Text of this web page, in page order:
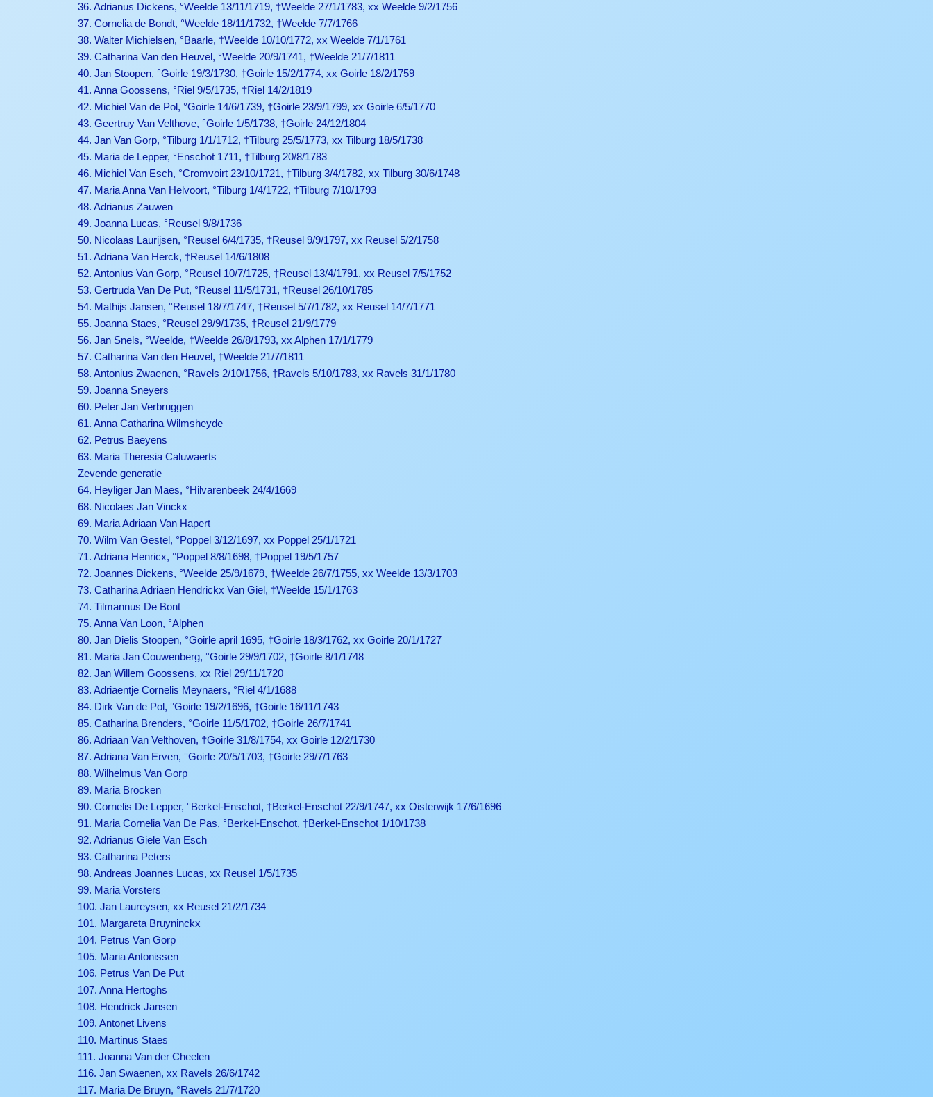
36. Adrianus Dickens, °Weelde 13/11/1719, †Weelde 27/1/1783, xx Weelde 9/2/1756
37. Cornelia de Bondt, °Weelde 18/11/1732, †Weelde 7/7/1766
38. Walter Michielsen, °Baarle, †Weelde 10/10/1772, xx Weelde 7/1/1761
39. Catharina Van den Heuvel, °Weelde 20/9/1741, †Weelde 21/7/1811
40. Jan Stoopen, °Goirle 19/3/1730, †Goirle 15/2/1774, xx Goirle 18/2/1759
41. Anna Goossens, °Riel 9/5/1735, †Riel 14/2/1819
42. Michiel Van de Pol, °Goirle 14/6/1739, †Goirle 23/9/1799, xx Goirle 6/5/1770
43. Geertruy Van Velthove, °Goirle 1/5/1738, †Goirle 24/12/1804
44. Jan Van Gorp, °Tilburg 1/1/1712, †Tilburg 25/5/1773, xx Tilburg 18/5/1738
45. Maria de Lepper, °Enschot 1711, †Tilburg 20/8/1783
46. Michiel Van Esch, °Cromvoirt 23/10/1721, †Tilburg 3/4/1782, xx Tilburg 30/6/1748
47. Maria Anna Van Helvoort, °Tilburg 1/4/1722, †Tilburg 7/10/1793
48. Adrianus Zauwen
49. Joanna Lucas, °Reusel 9/8/1736
50. Nicolaas Laurijsen, °Reusel 6/4/1735, †Reusel 9/9/1797, xx Reusel 5/2/1758
51. Adriana Van Herck, †Reusel 14/6/1808
52. Antonius Van Gorp, °Reusel 10/7/1725, †Reusel 13/4/1791, xx Reusel 7/5/1752
53. Gertruda Van De Put, °Reusel 11/5/1731, †Reusel 26/10/1785
54. Mathijs Jansen, °Reusel 18/7/1747, †Reusel 5/7/1782, xx Reusel 14/7/1771
55. Joanna Staes, °Reusel 29/9/1735, †Reusel 21/9/1779
56. Jan Snels, °Weelde, †Weelde 26/8/1793, xx Alphen 17/1/1779
57. Catharina Van den Heuvel, †Weelde 21/7/1811
58. Antonius Zwaenen, °Ravels 2/10/1756, †Ravels 5/10/1783, xx Ravels 31/1/1780
59. Joanna Sneyers
60. Peter Jan Verbruggen
61. Anna Catharina Wilmsheyde
62. Petrus Baeyens
63. Maria Theresia Caluwaerts
Zevende generatie
64. Heyliger Jan Maes, °Hilvarenbeek 24/4/1669
68. Nicolaes Jan Vinckx
69. Maria Adriaan Van Hapert
70. Wilm Van Gestel, °Poppel 3/12/1697, xx Poppel 25/1/1721
71. Adriana Henricx, °Poppel 8/8/1698, †Poppel 19/5/1757
72. Joannes Dickens, °Weelde 25/9/1679, †Weelde 26/7/1755, xx Weelde 13/3/1703
73. Catharina Adriaen Hendrickx Van Giel, †Weelde 15/1/1763
74. Tilmannus De Bont
75. Anna Van Loon, °Alphen
80. Jan Dielis Stoopen, °Goirle april 1695, †Goirle 18/3/1762, xx Goirle 20/1/1727
81. Maria Jan Couwenberg, °Goirle 29/9/1702, †Goirle 8/1/1748
82. Jan Willem Goossens, xx Riel 29/11/1720
83. Adriaentje Cornelis Meynaers, °Riel 4/1/1688
84. Dirk Van de Pol, °Goirle 19/2/1696, †Goirle 16/11/1743
85. Catharina Brenders, °Goirle 11/5/1702, †Goirle 26/7/1741
86. Adriaan Van Velthoven, †Goirle 31/8/1754, xx Goirle 12/2/1730
87. Adriana Van Erven, °Goirle 20/5/1703, †Goirle 29/7/1763
88. Wilhelmus Van Gorp
89. Maria Brocken
90. Cornelis De Lepper, °Berkel-Enschot, †Berkel-Enschot 22/9/1747, xx Oisterwijk 17/6/1696
91. Maria Cornelia Van De Pas, °Berkel-Enschot, †Berkel-Enschot 1/10/1738
92. Adrianus Giele Van Esch
93. Catharina Peters
98. Andreas Joannes Lucas, xx Reusel 1/5/1735
99. Maria Vorsters
100. Jan Laureysen, xx Reusel 21/2/1734
101. Margareta Bruyninckx
104. Petrus Van Gorp
105. Maria Antonissen
106. Petrus Van De Put
107. Anna Hertoghs
108. Hendrick Jansen
109. Antonet Livens
110. Martinus Staes
111. Joanna Van der Cheelen
116. Jan Swaenen, xx Ravels 26/6/1742
117. Maria De Bruyn, °Ravels 21/7/1720